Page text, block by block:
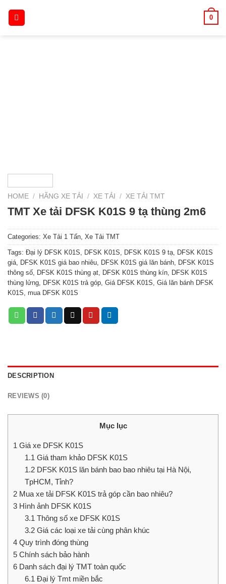
0
HOME / HÃNG XE TẢI / XE TẢI / XE TẢI TMT
TMT Xe tải DFSK K01S 9 tạ thùng 2m6
Categories: Xe Tải 1 Tấn, Xe Tải TMT
Tags: Đại lý DFSK K01S, DFSK K01S, DFSK K01S 9 tạ, DFSK K01S
giá, DFSK K01S giá bao nhiêu, DFSK K01S giá lăn bánh, DFSK K01S
thông số, DFSK K01S thùng ạt, DFSK K01S thùng kín, DFSK K01S
thùng lửng, DFSK K01S trả góp, Giá DFSK K01S, Giá lăn bánh DFSK
K01S, mua DFSK K01S
DESCRIPTION
REVIEWS (0)
Mục lục
1 Giá xe DFSK K01S
1.1Giá tham khảo DFSK K01S
1.2DFSK K01S lăn bánh bao bao nhiêu tại Hà Nội,
TpHCM, Tỉnh?
2 Mua xe tải DFSK K01S trả góp cần bao nhiêu?
3 Hình ảnh DFSK K01S
3.1Thông số xe DFSK K01S
3.2Giá các loại xe tải cùng phân khúc
4 Quy trình đóng thùng
5 Chính sách bảo hành
6 Danh sách đại lý TMT toàn quốc
6.1Đại lý Tmt miền bắc